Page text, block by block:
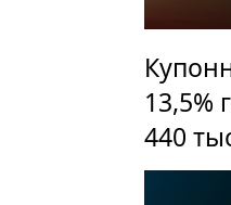
13,5%
440